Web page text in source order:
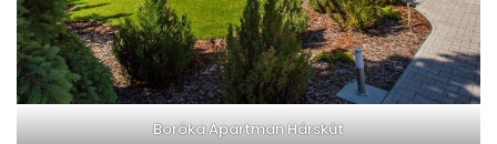
Boróka Apartman Hárskút